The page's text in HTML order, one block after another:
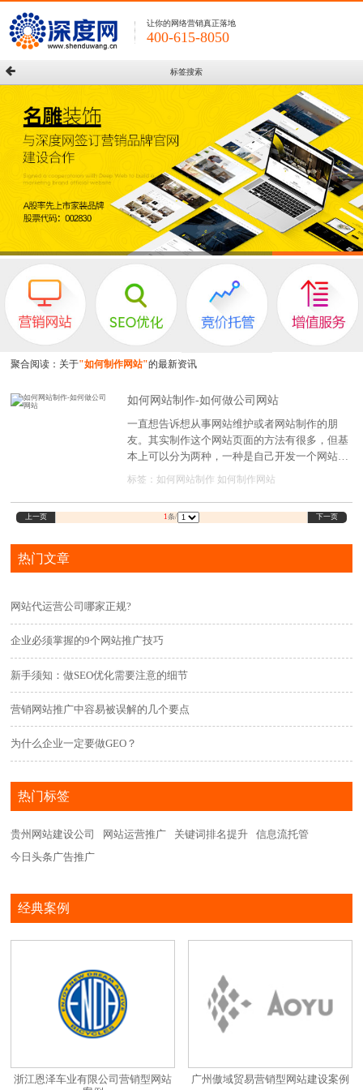
让你的网络营销真正落地
400-615-8050
标签搜索
聚合阅读：关于"如何制作网站"的最新资讯
如何网站制作-如何做公司网站
一直想告诉想从事网站维护或者网站制作的朋
友。其实制作这个网站页面的方法有很多，但基
本上可以分为两种，一种是自己开发一个网站，
一种是找第三方建站公司开发。当然，不管是自
了解网站建设基础知识，这样才能清楚自己需要
一个什么样的网站?
标签： 如何网站制作 如何制作网站
上一页 1条/ 下一页
热门文章
网站代运营公司哪家正规?
企业必须掌握的9个网站推广技巧
新手须知：做SEO优化需要注意的细节
营销网站推广中容易被误解的几个要点
为什么企业一定要做GEO？
热门标签
贵州网站建设公司 网站运营推广 关键词排名提升
信息流托管
今日头条广告推广
经典案例
浙江恩泽车业有限公司营销型网站
广州傲域贸易营销型网站建设案例